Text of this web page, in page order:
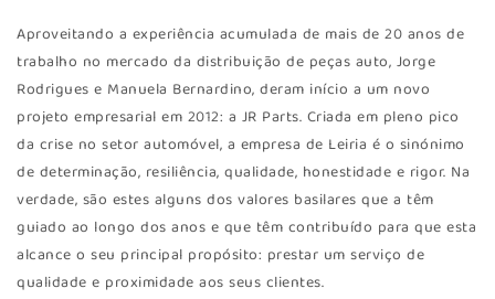
Aproveitando a experiência acumulada de mais de 20 anos de
trabalho no mercado da distribuição de peças auto, Jorge
Rodrigues e Manuela Bernardino, deram início a um novo
projeto empresarial em 2012: a JR Parts. Criada em pleno pico
da crise no setor automóvel, a empresa de Leiria é o sinónimo
de determinação, resiliência, qualidade, honestidade e rigor. Na
verdade, são estes alguns dos valores basilares que a têm
guiado ao longo dos anos e que têm contribuído para que esta
alcance o seu principal propósito: prestar um serviço de
qualidade e proximidade aos seus clientes.